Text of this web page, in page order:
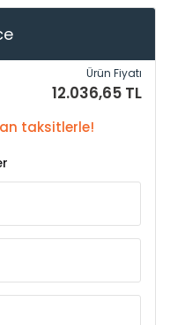
Ürün Fiyatı
12.036,65 TL
taksitlerle!